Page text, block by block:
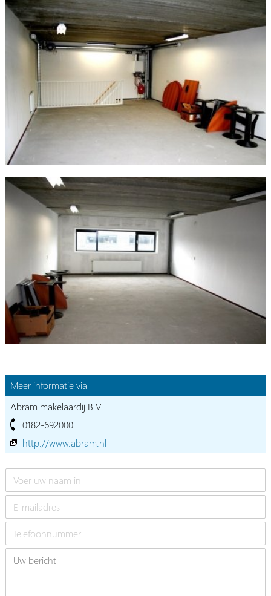
Meer informatie via
Abram makelaardij B.V.
0182-692000
http://www.abram.nl